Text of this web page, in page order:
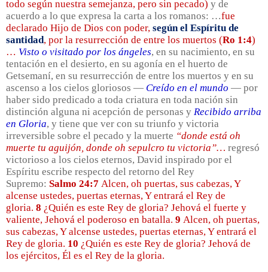
todo según nuestra semejanza, pero sin pecado) y de
acuerdo a lo que expresa la carta a los romanos: …fue
declarado Hijo de Dios con poder, según el Espíritu de
santidad, por la resurrección de entre los muertos (Ro 1:4)
… Visto o visitado por los ángeles, en su nacimiento, en su
tentación en el desierto, en su agonía en el huerto de
Getsemaní, en su resurrección de entre los muertos y en su
ascenso a los cielos gloriosos — Creído en el mundo — por
haber sido predicado a toda criatura en toda nación sin
distinción alguna ni acepción de personas y Recibido arriba
en Gloria, y tiene que ver con su triunfo y victoria
irreversible sobre el pecado y la muerte “donde está oh
muerte tu aguijón, donde oh sepulcro tu victoria”… regresó
victorioso a los cielos eternos, David inspirado por el
Espíritu escribe respecto del retorno del Rey
Supremo: Salmo 24:7 Alcen, oh puertas, sus cabezas, Y
alcense ustedes, puertas eternas, Y entrará el Rey de
gloria. 8 ¿Quién es este Rey de gloria? Jehová el fuerte y
valiente, Jehová el poderoso en batalla. 9 Alcen, oh puertas,
sus cabezas, Y alcense ustedes, puertas eternas, Y entrará el
Rey de gloria. 10 ¿Quién es este Rey de gloria? Jehová de
los ejércitos, Él es el Rey de la gloria.